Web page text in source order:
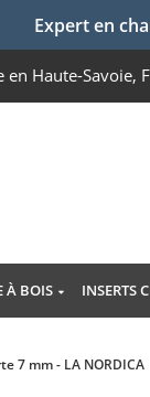
Expert en
Haute-Savoie,
À BOIS INSERTS
7 mm - LA NORDICA